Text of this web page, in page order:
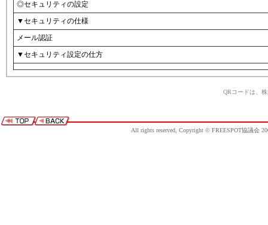
◎セキュリティの設定
▼セキュリティの仕様
メール認証
▼セキュリティ設定の仕方
QRコードは、
All rights reserved, Copyright © FREESPOT協議会